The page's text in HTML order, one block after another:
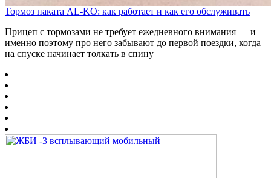
Тормоз наката AL-KO: как работает и как его обслуживать
Прицеп с тормозами не требует ежедневного внимания — и
именно поэтому про него забывают до первой поездки, когда
на спуске начинает толкать в спину